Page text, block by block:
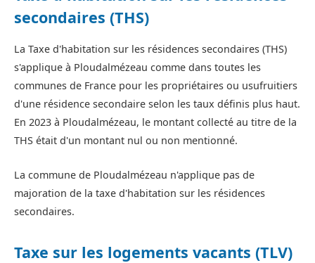
secondaires (THS)
La Taxe d'habitation sur les résidences secondaires (THS)
s'applique à Ploudalmézeau comme dans toutes les
communes de France pour les propriétaires ou usufruitiers
d'une résidence secondaire selon les taux définis plus haut.
En 2023 à Ploudalmézeau, le montant collecté au titre de la
THS était d'un montant nul ou non mentionné.
La commune de Ploudalmézeau n'applique pas de
majoration de la taxe d'habitation sur les résidences
secondaires.
Taxe sur les logements vacants (TLV)